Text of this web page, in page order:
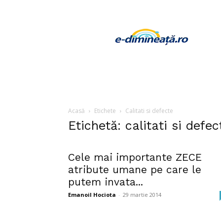
dimineata
Acasă Etichete Calitati si defecte
Etichetă: calitati si
Cele mai importante ZECE
atribute umane pe care le
putem invata...
Emanoil Hociota - 29 martie 2014